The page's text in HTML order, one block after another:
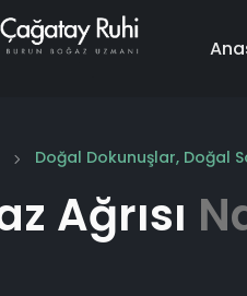
Doğal Dokunuşlar, Doğal
Ağrısı